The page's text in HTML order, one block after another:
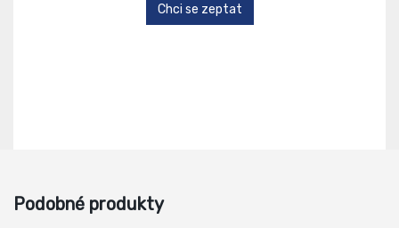
Chci se zeptat
Podobné produkty